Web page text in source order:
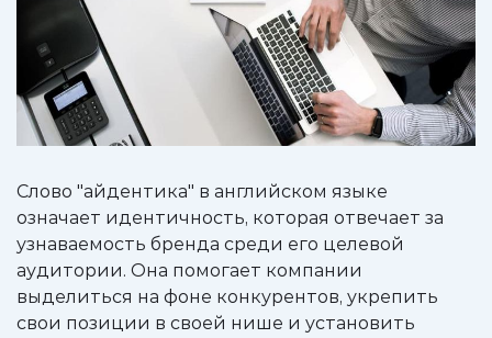
Слово "айдентика" в английском языке
означает идентичность, которая отвечает за
узнаваемость бренда среди его целевой
аудитории. Она помогает компании
выделиться на фоне конкурентов, укрепить
свои позиции в своей нише и установить